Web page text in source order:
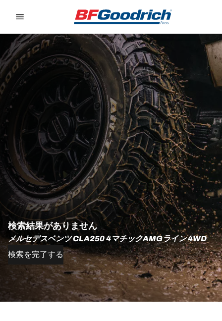
検索結果がありません
メルセデスベンツ CLA250 4マチックAMGライン 4WD
検索を完了する